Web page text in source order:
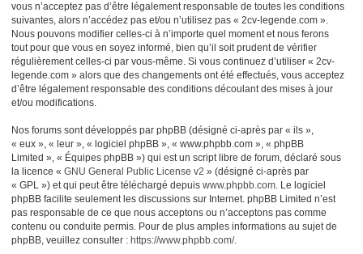
vous n’acceptez pas d’être légalement responsable de toutes les conditions
suivantes, alors n’accédez pas et/ou n’utilisez pas « 2cv-legende.com ».
Nous pouvons modifier celles-ci à n’importe quel moment et nous ferons
tout pour que vous en soyez informé, bien qu’il soit prudent de vérifier
régulièrement celles-ci par vous-même. Si vous continuez d’utiliser « 2cv-
legende.com » alors que des changements ont été effectués, vous acceptez
d’être légalement responsable des conditions découlant des mises à jour
et/ou modifications.
Nos forums sont développés par phpBB (désigné ci-après par « ils »,
« eux », « leur », « logiciel phpBB », « www.phpbb.com », « phpBB
Limited », « Équipes phpBB ») qui est un script libre de forum, déclaré sous
la licence « GNU General Public License v2 » (désigné ci-après par
« GPL ») et qui peut être téléchargé depuis www.phpbb.com. Le logiciel
phpBB facilite seulement les discussions sur Internet. phpBB Limited n’est
pas responsable de ce que nous acceptons ou n’acceptons pas comme
contenu ou conduite permis. Pour de plus amples informations au sujet de
phpBB, veuillez consulter : https://www.phpbb.com/.